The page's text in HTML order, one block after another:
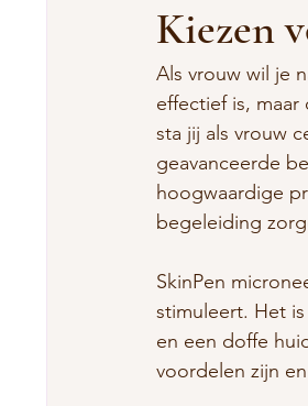
Kiezen
Als vrouw wil je
effectief is,
sta jij als vrouw
geavanceerde
hoogwaardige
begeleiding
SkinPen
stimuleert. Het
en een doffe
voordelen zijn